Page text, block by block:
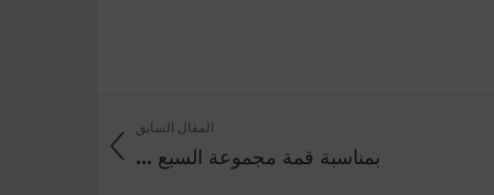
المقال السابق
بمناسبة قمة مجموعة السبع ...